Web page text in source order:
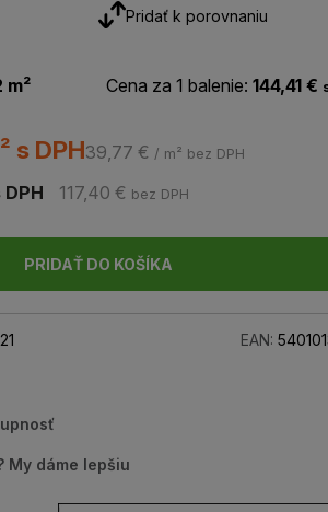
Pridať k porovnaniu
m² Cena za 1 balenie: 144,41 €
s DPH39,77 € / m² bez DPH
117,40 € bez DPH
PRIDAŤ DO KOŠÍKA
EAN:
My dáme lepšiu